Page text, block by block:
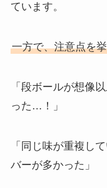
ています。
一方で、注意点を
「段ボールが想像
った…！」
「同じ味が重複し
バーが多かった」